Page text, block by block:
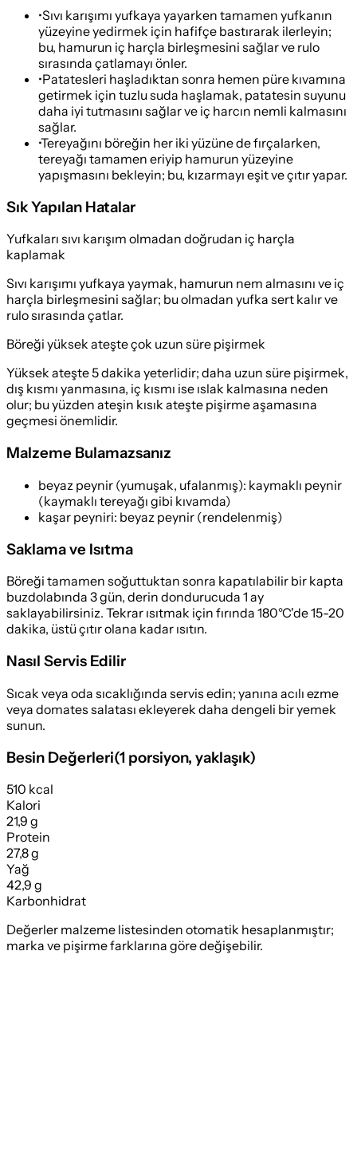
•Sıvı karışımı yufkaya yayarken tamamen yufkanın
yüzeyine yedirmek için hafifçe bastırarak ilerleyin;
bu, hamurun iç harçla birleşmesini sağlar ve rulo
sırasında çatlamayı önler.
•Patatesleri haşladıktan sonra hemen püre kıvamına
getirmek için tuzlu suda haşlamak, patatesin suyunu
daha iyi tutmasını sağlar ve iç harcın nemli kalmasını
sağlar.
•Tereyağını böreğin her iki yüzüne de fırçalarken,
tereyağı tamamen eriyip hamurun yüzeyine
yapışmasını bekleyin; bu, kızarmayı eşit ve çıtır yapar.
Sık Yapılan Hatalar
Yufkaları sıvı karışım olmadan doğrudan iç harçla
kaplamak
Sıvı karışımı yufkaya yaymak, hamurun nem almasını ve iç
harçla birleşmesini sağlar; bu olmadan yufka sert kalır ve
rulo sırasında çatlar.
Böreği yüksek ateşte çok uzun süre pişirmek
Yüksek ateşte 5 dakika yeterlidir; daha uzun süre pişirmek,
dış kısmı yanmasına, iç kısmı ise ıslak kalmasına neden
olur; bu yüzden ateşin kısık ateşte pişirme aşamasına
geçmesi önemlidir.
Malzeme Bulamazsanız
beyaz peynir (yumuşak, ufalanmış): kaymaklı peynir
(kaymaklı tereyağı gibi kıvamda)
kaşar peyniri: beyaz peynir (rendelenmiş)
Saklama ve Isıtma
Böreği tamamen soğuttuktan sonra kapatılabilir bir kapta
buzdolabında 3 gün, derin dondurucuda 1 ay
saklayabilirsiniz. Tekrar ısıtmak için fırında 180°C'de 15-20
dakika, üstü çıtır olana kadar ısıtın.
Nasıl Servis Edilir
Sıcak veya oda sıcaklığında servis edin; yanına acılı ezme
veya domates salatası ekleyerek daha dengeli bir yemek
sunun.
Besin Değerleri(1 porsiyon, yaklaşık)
510 kcal
Kalori
21,9 g
Protein
27,8 g
Yağ
42,9 g
Karbonhidrat
Değerler malzeme listesinden otomatik hesaplanmıştır;
marka ve pişirme farklarına göre değişebilir.